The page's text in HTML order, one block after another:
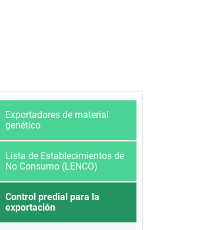
Exportadores de material
genético
Lista de Establecimientos de
No Consumo (LENCO)
Control predial para la
exportación